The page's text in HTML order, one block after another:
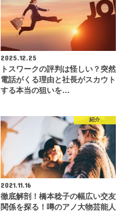
2025.12.25
トスワークの評判は怪しい？突然
電話がくる理由と社長がスカウト
する本当の狙いを…
紹介
2021.11.16
徹底解剖！橋本稔子の幅広い交友
関係を探る！噂のアノ大物芸能人